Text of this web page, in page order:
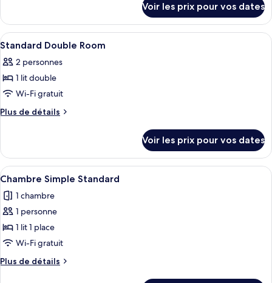
chambre :
Standard
Twin
Room
le
type
de
Standard
Twin
Voir les prix pour vos dates
Afficher
toutes
les
photos
pour
ce
chambre :
Standard
Double
Room
Une chambre d’hôtel équipée d’un
5
Standard Double Room
2 personnes
1 lit double
Wi-Fi gratuit
Plus de détails
Plus
le
type
de
Standard
Double
Voir les prix pour vos dates
Afficher
toutes
les
photos
pour
ce
type
de
Une chambre d’hôtel avec un lit,
10
Chambre Simple Standard
1 chambre
1 personne
1 lit 1 place
Wi-Fi gratuit
Plus de détails
Plus